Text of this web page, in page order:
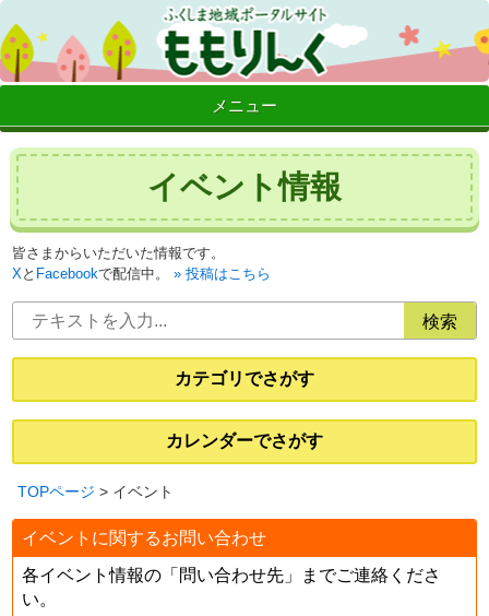
メニュー
イベント情報
皆さまからいただいた情報です。
Xと Facebookで配信中。 投稿はこちら
カテゴリでさがす
カレンダーでさがす
TOPページ > イベント
イベントに関するお問い合わせ
各イベント情報の「問い合わせ先」までご連絡くださ
い。